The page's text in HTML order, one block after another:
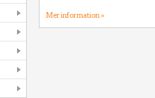
Mer information »